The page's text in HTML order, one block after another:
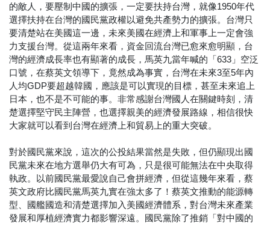
的敵人，要壓制中國的擴張，一定要扶持台灣，就像1950年代
選擇扶持在台灣的國民黨政權以避免共產勢力的擴張。台灣只
要清楚站在美國這一邊，未來美國在經濟上和軍事上一定會強
力支援台灣。從這兩年來看，資金回流台灣已愈來愈明顯，台
灣的經濟成長率也有顯著的成長，馬英九當年喊的「633」空泛
口號，在蔡英文領導下，竟然成為事實，台灣在未來3至5年內
人均GDP要超越韓國，應該是可以實現的目標，甚至未來追上
日本，也不是不可能的事。非常感謝台灣國人在關鍵時刻，清
楚選擇堅守民主陣營，也選擇親美的經濟發展路線，相信很快
大家就可以看到台灣在經濟上和貿易上的重大突破。
對於國民黨來說，這次的公投結果當然是失敗，但仍顯現出國
民黨未來在地方選舉仍大有可為，只是很可能無法在中央取得
執政。以前國民黨最愛說自己會拼經濟，但從這幾年來看，蔡
英文政府比國民黨馬英九實在強太多了！蔡英文推動的能源轉
型、國艦國造和清楚選擇加入美國經濟體系，對台灣未來產業
發展和厚植經濟實力都影響深遠。國民黨除了推銷「對中國的